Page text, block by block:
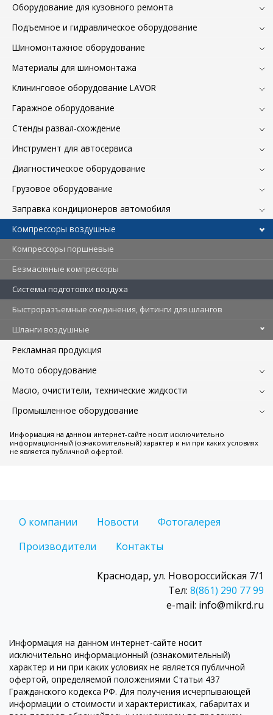
Оборудование для кузовного ремонта
Подъемное и гидравлическое оборудование
Шиномонтажное оборудование
Материалы для шиномонтажа
Клининговое оборудование LAVOR
Гаражное оборудование
Стенды развал-схождение
Инструмент для автосервиса
Диагностическое оборудование
Грузовое оборудование
Заправка кондиционеров автомобиля
Компрессоры воздушные
Компрессоры поршневые
Безмасляные компрессоры
Системы подготовки воздуха
Быстроразъемные соединения, фитинги для шлангов
Шланги воздушные
Рекламная продукция
Мото оборудование
Масло, очистители, технические жидкости
Промышленное оборудование
Информация на данном интернет-сайте носит исключительно
информационный (ознакомительный) характер и ни при каких условиях
не является публичной офертой.
О компании Новости
Фотогалерея
Производители
Контакты
Краснодар, ул. Новороссийская 7/1
Тел: 8(861) 290 77 99
e-mail: info@mikrd.ru
Информация на данном интернет-сайте носит
исключительно информационный (ознакомительный)
характер и ни при каких условиях не является публичной
офертой, определяемой положениями Статьи 437
Гражданского кодекса РФ. Для получения исчерпывающей
информации о стоимости и характеристиках, габаритах и